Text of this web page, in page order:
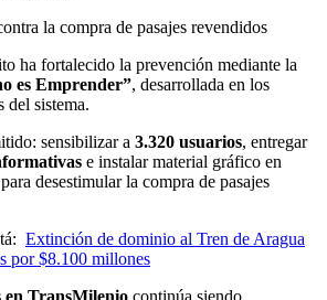
la compra de pasajes revendidos
ha fortalecido la prevención mediante la
es Emprender”, desarrollada en los
del sistema.
sensibilizar a 3.320 usuarios, entregar
e instalar material gráfico en
desestimular la compra de pasajes
Extinción de dominio al Tren de Aragua
por $8.100 millones
en TransMilenio continúa siendo